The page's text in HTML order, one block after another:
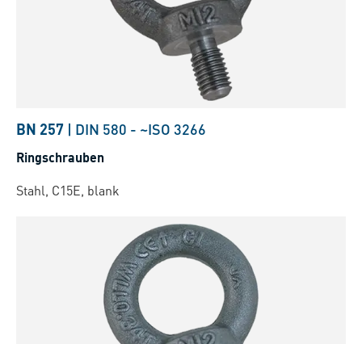
BN 257 | DIN 580 - ~ISO 3266
Ringschrauben
Stahl, C15E, blank